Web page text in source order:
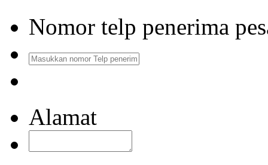
Nomor telp penerima
Alamat